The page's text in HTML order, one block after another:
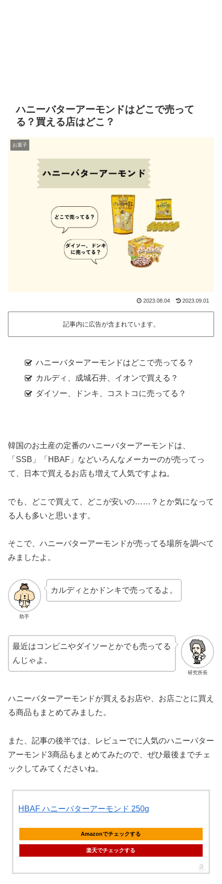
ハニーバターアーモンドはどこで売って
る？買える店はどこ？
お菓子
2023.08.04 2023.09.01
記事内に広告が含まれています。
ハニーバターアーモンドはどこで売ってる？
カルディ、成城石井、イオンで買える？
ダイソー、ドンキ、コストコに売ってる？
韓国のお土産の定番のハニーバターアーモンドは、
「SSB」「HBAF」などいろんなメーカーのが売ってっ
て、日本で買えるお店も増えて人気ですよね。
でも、どこで買えて、どこが安いの……？とか気になって
る人も多いと思います。
そこで、ハニーバターアーモンドが売ってる場所を調べて
みましたよ。
助手
カルディとかドンキで売ってるよ。
研究所長
最近はコンビニやダイソーとかでも売ってる
んじゃよ。
ハニーバターアーモンドが買えるお店や、お店ごとに買え
る商品もまとめてみました。
また、記事の後半では、レビューでに人気のハニーバター
アーモンド3商品もまとめてみたので、ぜひ最後までチェ
ックしてみてくださいね。
HBAF ハニーバターアーモンド 250g
Amazonでチェックする
楽天でチェックする